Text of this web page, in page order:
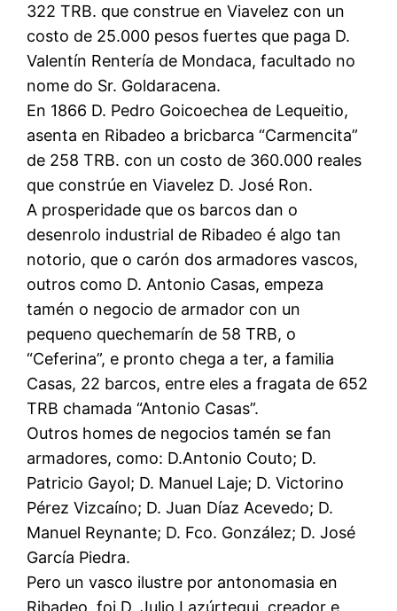
322 TRB. que construe en Viavelez con un
costo de 25.000 pesos fuertes que paga D.
Valentín Rentería de Mondaca, facultado no
nome do Sr. Goldaracena.
En 1866 D. Pedro Goicoechea de Lequeitio,
asenta en Ribadeo a bricbarca “Carmencita”
de 258 TRB. con un costo de 360.000 reales
que constrúe en Viavelez D. José Ron.
A prosperidade que os barcos dan o
desenrolo industrial de Ribadeo é algo tan
notorio, que o carón dos armadores vascos,
outros como D. Antonio Casas, empeza
tamén o negocio de armador con un
pequeno quechemarín de 58 TRB, o
“Ceferina”, e pronto chega a ter, a familia
Casas, 22 barcos, entre eles a fragata de 652
TRB chamada “Antonio Casas”.
Outros homes de negocios tamén se fan
armadores, como: D.Antonio Couto; D.
Patricio Gayol; D. Manuel Laje; D. Victorino
Pérez Vizcaíno; D. Juan Díaz Acevedo; D.
Manuel Reynante; D. Fco. González; D. José
García Piedra.
Pero un vasco ilustre por antonomasia en
Ribadeo, foi D. Julio Lazúrtegui, creador e